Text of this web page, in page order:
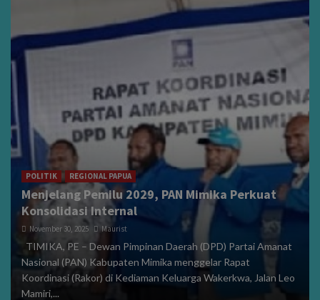
POLITIK REGIONAL PAPUA
Menjelang Pemilu 2029, PAN Mimika Perkuat
Konsolidasi Internal
November 30, 2025 Maurist
TIMIKA, PE – Dewan Pimpinan Daerah (DPD) Partai Amanat
Nasional (PAN) Kabupaten Mimika menggelar Rapat
Koordinasi (Rakor) di Kediaman Keluarga Wakerkwa, Jalan Leo
Mamiri,...